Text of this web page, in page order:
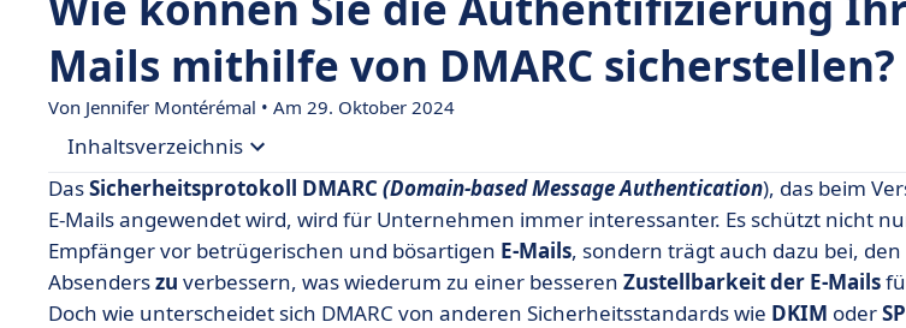
Mails mithilfe von DMARC sicherstellen?
Von Jennifer Montérémal • Am 29. Oktober 2024
Inhaltsverzeichnis
• DMARC: Definition
• Wie funktioniert DMARC?
• Wie implementiert man DMARC?
DasSicherheitsprotokoll DMARC (Domain-based Message Authentication), das beim
E-Mails angewendet wird, wird für Unternehmen immer interessanter. Es schützt nicht
Empfänger vor betrügerischen und bösartigen E-Mails, sondern trägt auch dazu bei, den
Absenderszu verbessern, was wiederum zu einer besseren Zustellbarkeitder E-Mails
Doch wie unterscheidet sich DMARC von anderen Sicherheitsstandards wie DKIM oder